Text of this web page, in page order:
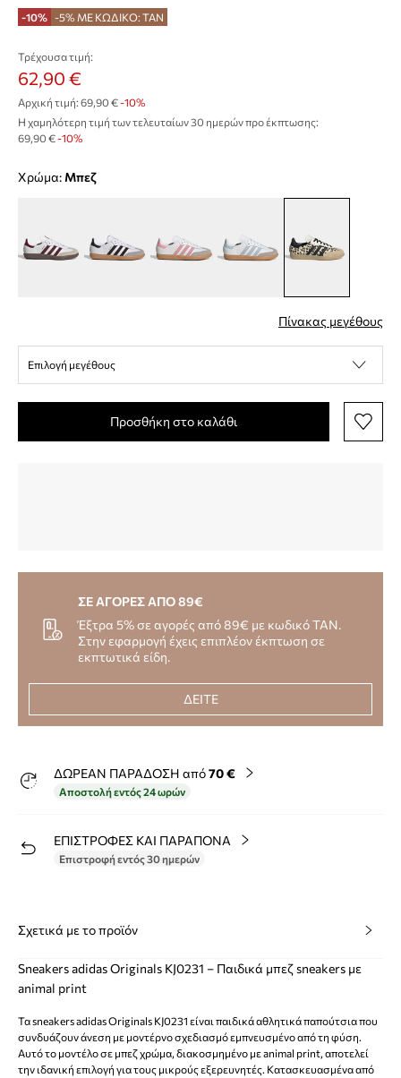
-10% -5% ΜΕ ΚΩΔΙΚΟ: TAN
Τρέχουσα τιμή:
62,90 €
Αρχική τιμή: 69,90 €-10%
Η χαμηλότερη τιμή των τελευταίων 30 ημερών προ έκπτωσης:
69,90 € -10%
Χρώμα: μπεζ
Πίνακας μεγέθους
Επιλογή μεγέθους
Προσθήκη στο καλάθι
ΣΕ ΑΓΟΡΕΣ ΑΠΟ 89€
Έξτρα 5% σε αγορές από 89€ με κωδικό TAN.
Στην εφαρμογή έχεις επιπλέον έκπτωση σε
εκπτωτικά είδη.
ΔΕΙΤΕ
ΔΩΡΕΑΝ ΠΑΡΑΔΟΣΗ από70 €
Αποστολή εντός 24 ωρών
ΕΠΙΣΤΡΟΦΕΣ ΚΑΙ ΠΑΡΑΠΟΝΑ
Επιστροφή εντός 30 ημερών
Σχετικά με το προϊόν
Sneakers adidas Originals KJ0231 – Παιδικά μπεζ sneakers με
animal print
Τα sneakers adidas Originals KJ0231 είναι παιδικά αθλητικά παπούτσια που
συνδυάζουν άνεση με μοντέρνο σχεδιασμό εμπνευσμένο από τη φύση.
Αυτό το μοντέλο σε μπεζ χρώμα, διακοσμημένο με animal print, αποτελεί
την ιδανική επιλογή για τους μικρούς εξερευνητές. Κατασκευασμένα από